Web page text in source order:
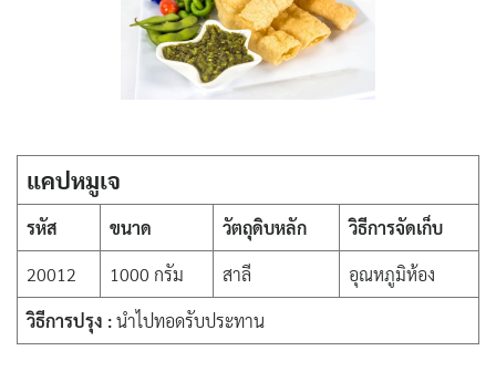
แคปหมูเจ
รหัส ขนาด วัตถุดิบหลัก
วิธีการจัดเก็บ
20012
1000 กรัม สาลี
อุณหภูมิห้อง
วิธีการปรุง :นำไปทอดรับประทาน